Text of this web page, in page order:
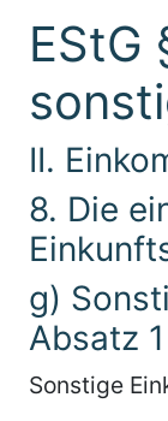
EStG
II.
8. Die
g)
Absatz
Sonstige